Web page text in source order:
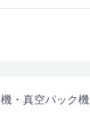
・真空パック機